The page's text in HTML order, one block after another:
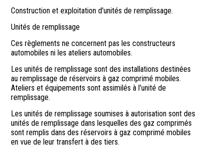
Construction et exploitation d'unités de remplissage.
Unités de remplissage
Ces règlements ne concernent pas les constructeurs
automobiles ni les ateliers automobiles.
Les unités de remplissage sont des installations destinées
au remplissage de réservoirs à gaz comprimé mobiles.
Ateliers et équipements sont assimilés à l'unité de
remplissage.
Les unités de remplissage soumises à autorisation sont des
unités de remplissage dans lesquelles des gaz comprimés
sont remplis dans des réservoirs à gaz comprimé mobiles
en vue de leur transfert à des tiers.